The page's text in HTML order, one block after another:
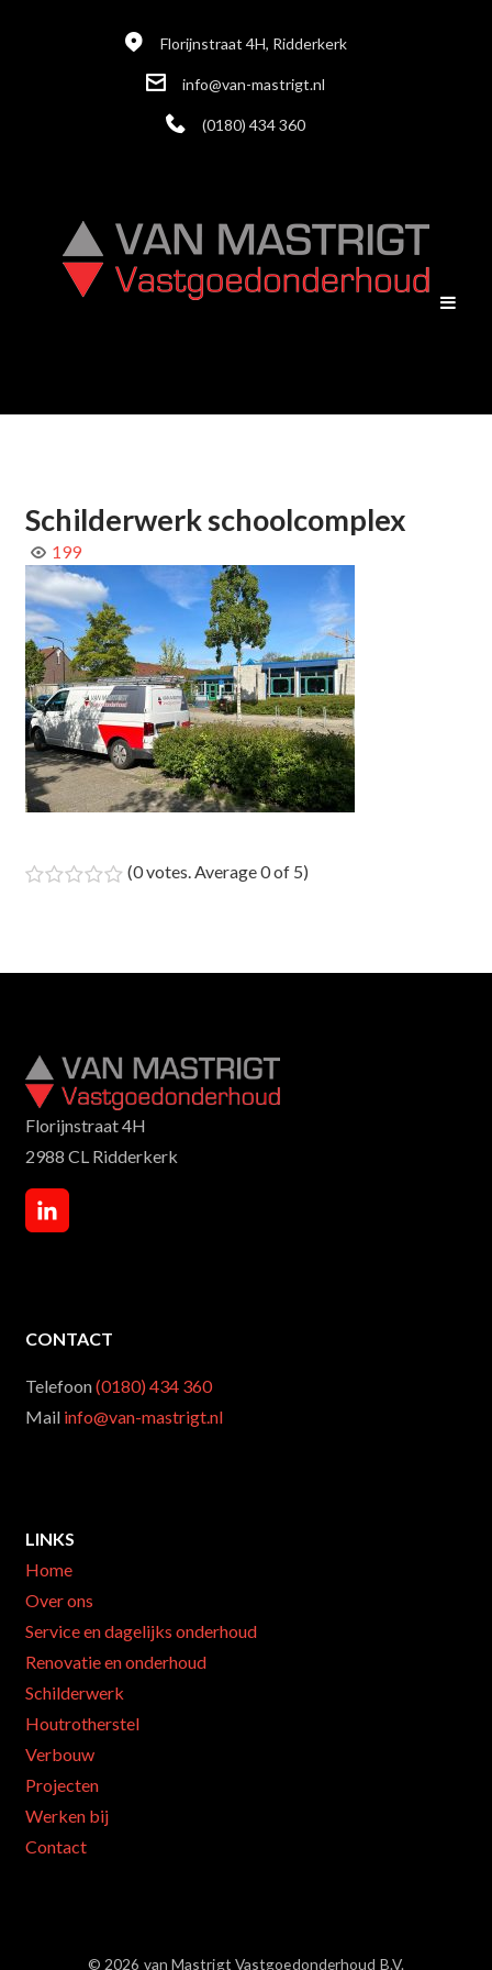
Florijnstraat 4H, Ridderkerk
info@van-mastrigt.nl
(0180) 434 360
Schilderwerk schoolcomplex
199
(0 votes. Average0of 5)
Florijnstraat 4H
2988 CL Ridderkerk
CONTACT
Telefoon(0180) 434 360
Mail info@van-mastrigt.nl
LINKS
Home
Over ons
Service en dagelijks onderhoud
Renovatie en onderhoud
Schilderwerk
Houtrotherstel
Verbouw
Projecten
Werken bij
Contact
© 2026 van Mastrigt Vastgoedonderhoud B.V.